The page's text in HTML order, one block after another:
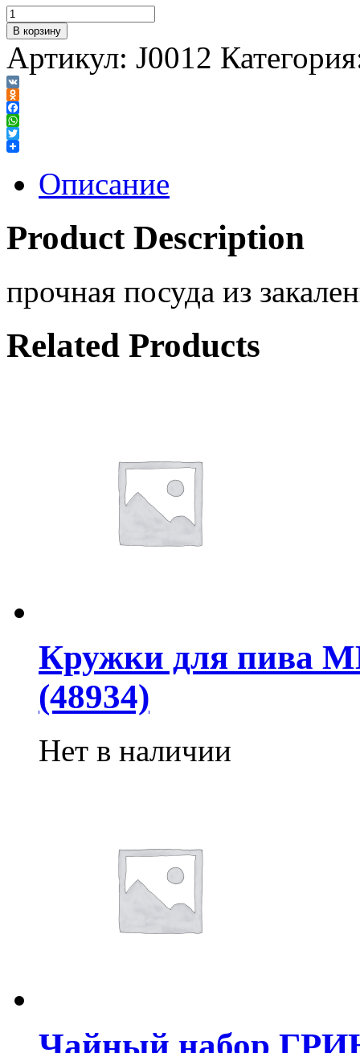
В корзину
Артикул: J0012
VK
Odnoklassniki
Facebook
WhatsApp
Twitter
Описание
Product Description
прочная посуда из
Related Products
Кружки для пива
(48934)
Нет в наличии